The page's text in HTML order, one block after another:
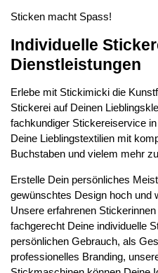
Sticken macht Spass!
Individuelle
Dienstleistungen
Erlebe mit Stickimicki die
Stickerei auf Deinen
fachkundiger Stickereiservice
Deine Lieblingstextilien mit
Buchstaben und vielem mehr
Erstelle Dein persönliches
gewünschtes Design hoch und
Unsere erfahrenen
fachgerecht Deine individuelle
persönlichen Gebrauch, als
professionelles Branding,